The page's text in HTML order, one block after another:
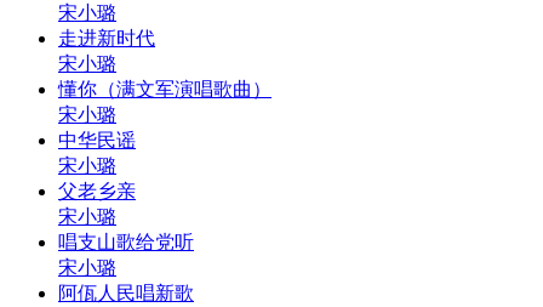
宋小璐
走进新时代
宋小璐
懂你（满文军演唱歌曲）
宋小璐
中华民谣
宋小璐
父老乡亲
宋小璐
唱支山歌给党听
宋小璐
阿佤人民唱新歌